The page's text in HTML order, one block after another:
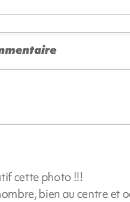
cette photo !!!
bien au centre et